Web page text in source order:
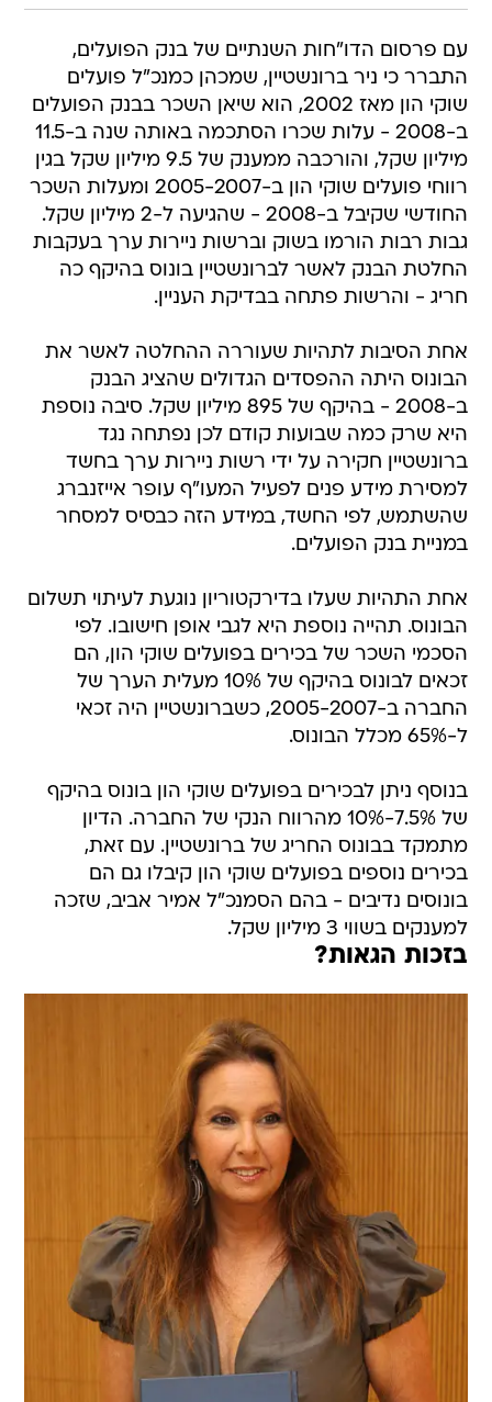
עם פרסום הדו"חות השנתיים של בנק הפועלים,
התברר כי ניר ברונשטיין, שמכהן כמנכ"ל פועלים
שוקי הון מאז 2002, הוא שיאן השכר בבנק הפועלים
ב-2008 - עלות שכרו הסתכמה באותה שנה ב-11.5
מיליון שקל, והורכבה ממענק של 9.5 מיליון שקל בגין
רווחי פועלים שוקי הון ב-2005-2007 ומעלות השכר
החודשי שקיבל ב-2008 - שהגיעה ל-2 מיליון שקל.
גבות רבות הורמו בשוק וברשות ניירות ערך בעקבות
החלטת הבנק לאשר לברונשטיין בונוס בהיקף כה
חריג - והרשות פתחה בבדיקת העניין.
אחת הסיבות לתהיות שעוררה ההחלטה לאשר את
הבונוס היתה ההפסדים הגדולים שהציג הבנק
ב-2008 - בהיקף של 895 מיליון שקל. סיבה נוספת
היא שרק כמה שבועות קודם לכן נפתחה נגד
ברונשטיין חקירה על ידי רשות ניירות ערך בחשד
למסירת מידע פנים לפעיל המעו"ף עופר אייזנברג
שהשתמש, לפי החשד, במידע הזה כבסיס למסחר
במניית בנק הפועלים.
אחת התהיות שעלו בדירקטוריון נוגעת לעיתוי תשלום
הבונוס. תהייה נוספת היא לגבי אופן חישובו. לפי
הסכמי השכר של בכירים בפועלים שוקי הון, הם
זכאים לבונוס בהיקף של 10% מעלית הערך של
החברה ב-2005-2007, כשברונשטיין היה זכאי
ל-65% מכלל הבונוס.
בנוסף ניתן לבכירים בפועלים שוקי הון בונוס בהיקף
של 7.5%-10% מהרווח הנקי של החברה. הדיון
מתמקד בבונוס החריג של ברונשטיין. עם זאת,
בכירים נוספים בפועלים שוקי הון קיבלו גם הם
בונוסים נדיבים - בהם הסמנכ"ל אמיר אביב, שזכה
למענקים בשווי 3 מיליון שקל.
בזכות הגאות?